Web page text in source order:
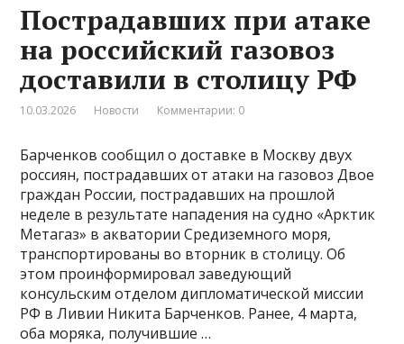
Пострадавших при атаке
на российский газовоз
доставили в столицу РФ
10.03.2026 Новости Комментарии: 0
Барченков сообщил о доставке в Москву двух
россиян, пострадавших от атаки на газовоз Двое
граждан России, пострадавших на прошлой
неделе в результате нападения на судно «Арктик
Метагаз» в акватории Средиземного моря,
транспортированы во вторник в столицу. Об
этом проинформировал заведующий
консульским отделом дипломатической миссии
РФ в Ливии Никита Барченков. Ранее, 4 марта,
оба моряка, получившие …